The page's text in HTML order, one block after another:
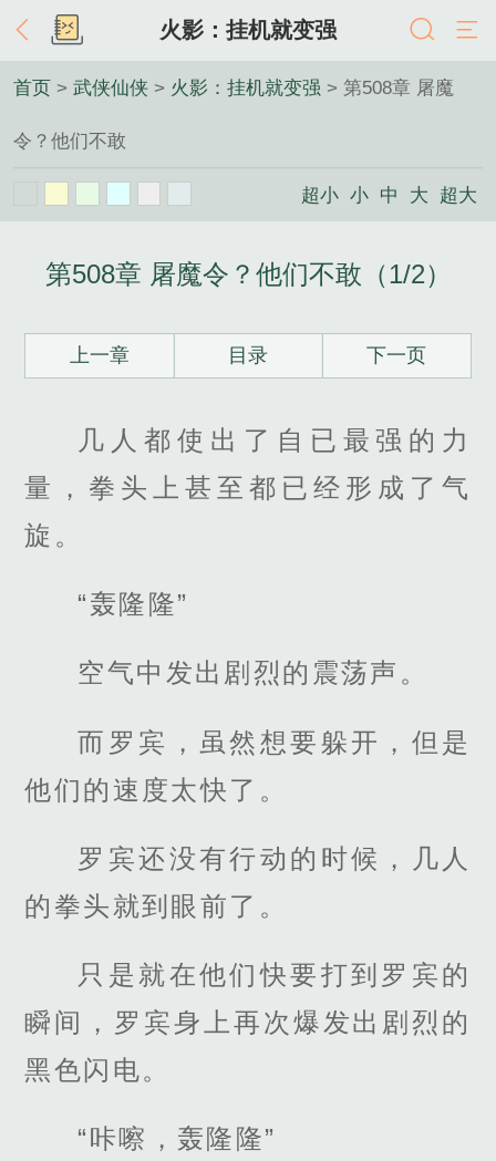
火影：挂机就变强
首页 > 武侠仙侠 > 火影：挂机就变强 > 第508章 屠魔
令？他们不敢
超小 小 中 大 超大
第508章 屠魔令？他们不敢（1/2）
上一章 目录 下一页
几人都使出了自已最强的力
量，拳头上甚至都已经形成了气
旋。
“轰隆隆”
空气中发出剧烈的震荡声。
而罗宾，虽然想要躲开，但是
他们的速度太快了。
罗宾还没有行动的时候，几人
的拳头就到眼前了。
只是就在他们快要打到罗宾的
瞬间，罗宾身上再次爆发出剧烈的
黑色闪电。
“咔嚓，轰隆隆”